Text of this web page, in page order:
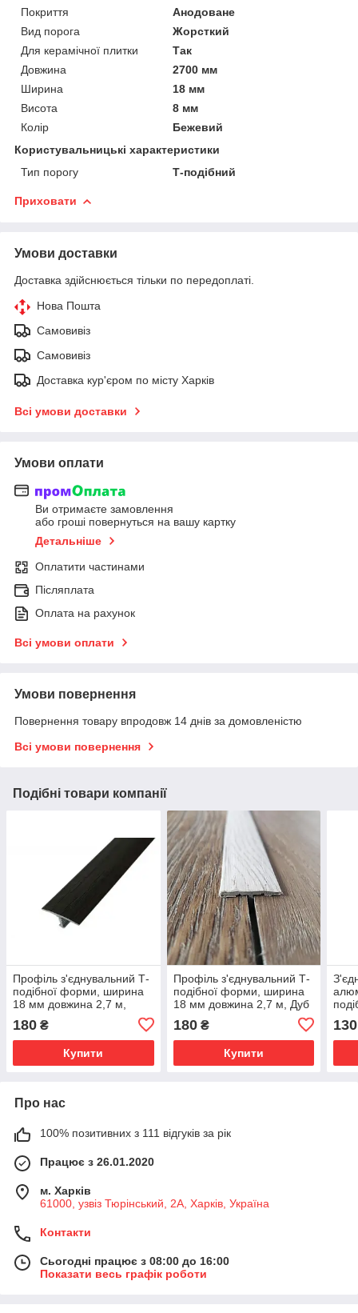
Покриття
Анодоване
Вид порога
Жорсткий
Для керамічної плитки
Так
Довжина
2700 мм
Ширина
18 мм
Висота
8 мм
Колір
Бежевий
Користувальницькі характеристики
Тип порогу
Т-подібний
Приховати
Умови доставки
Доставка здійснюється тільки по передоплаті.
Нова Пошта
Самовивіз
Самовивіз
Доставка кур'єром по місту Харків
Всі умови доставки
Умови оплати
Ви отримаєте замовлення
або гроші повернуться на вашу картку
Детальніше
Оплатити частинами
Післяплата
Оплата на рахунок
Всі умови оплати
Умови повернення
Повернення товару впродовж 14 днів за домовленістю
Всі умови повернення
Подібні товари компанії
Профіль з'єднувальний Т-
подібної форми, ширина
18 мм довжина 2,7 м,
180 ₴
Купити
Профіль з'єднувальний Т-
подібної форми, ширина
18 мм довжина 2,7 м, Дуб
180₴
Купити
2,7
130
Про нас
100% позитивних з 111 відгуків за рік
Працює з 26.01.2020
м. Харків
61000, узвіз Тюрінський, 2А, Харків, Україна
Контакти
Сьогодні працює з 08:00 до 16:00
Показати весь графік роботи